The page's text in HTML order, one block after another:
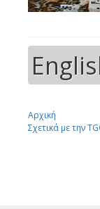
Αρχική
Σχετικά με την